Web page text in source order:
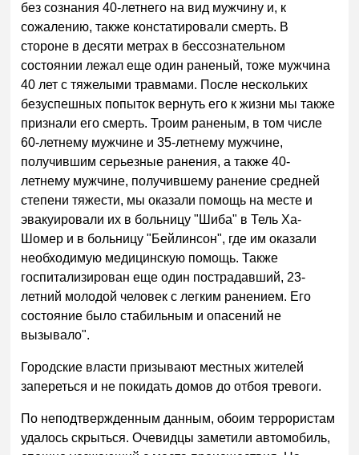
без сознания 40-летнего на вид мужчину и, к
сожалению, также констатировали смерть. В
стороне в десяти метрах в бессознательном
состоянии лежал еще один раненый, тоже мужчина
40 лет с тяжелыми травмами. После нескольких
безуспешных попыток вернуть его к жизни мы также
признали его смерть. Троим раненым, в том числе
60-летнему мужчине и 35-летнему мужчине,
получившим серьезные ранения, а также 40-
летнему мужчине, получившему ранение средней
степени тяжести, мы оказали помощь на месте и
эвакуировали их в больницу "Шиба" в Тель Ха-
Шомер и в больницу "Бейлинсон", где им оказали
необходимую медицинскую помощь. Также
госпитализирован еще один пострадавший, 23-
летний молодой человек с легким ранением. Его
состояние было стабильным и опасений не
вызывало".
Городские власти призывают местных жителей
запереться и не покидать домов до отбоя тревоги.
По неподтвержденным данным, обоим террористам
удалось скрыться. Очевидцы заметили автомобиль,